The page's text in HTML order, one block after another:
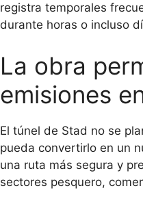
registra temporales
durante horas o incluso
La obra
emisiones
El túnel de Stad no se
pueda convertirlo en un
una ruta más segura y
sectores pesquero,